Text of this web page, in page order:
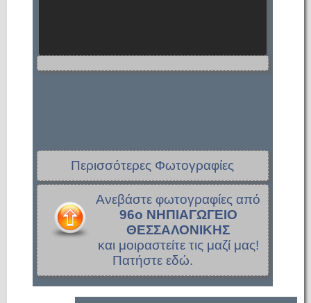
Περισσότερες Φωτογραφίες
Ανεβάστε φωτογραφίες από
96ο ΝΗΠΙΑΓΩΓΕΙΟ
ΘΕΣΣΑΛΟΝΙΚΗΣ
και μοιραστείτε τις μαζί μας!
Πατήστε εδώ.